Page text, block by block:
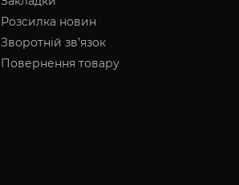
Розсилка новин
Зворотній зв’язок
Повернення товару